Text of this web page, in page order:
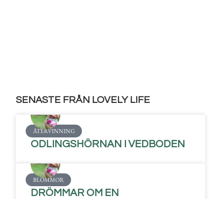
SENASTE FRÅN LOVELY LIFE
ÅTERVINNING
ODLINGSHÖRNAN I VEDBODEN
BLOMMOR
DRÖMMAR OM EN